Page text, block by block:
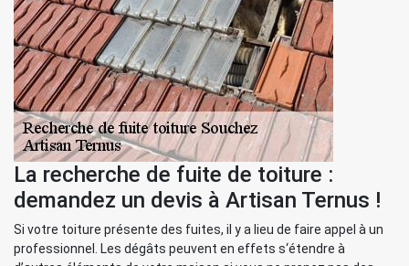
La recherche de fuite de toiture :
demandez un devis à Artisan Ternus !
Si votre toiture présente des fuites, il y a lieu de faire appel à un
professionnel. Les dégâts peuvent en effets s‘étendre à